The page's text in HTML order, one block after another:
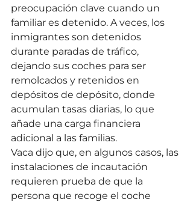
preocupación clave cuando un
familiar es detenido. A veces, los
inmigrantes son detenidos
durante paradas de tráfico,
dejando sus coches para ser
remolcados y retenidos en
depósitos de depósito, donde
acumulan tasas diarias, lo que
añade una carga financiera
adicional a las familias.
Vaca dijo que, en algunos casos, las
instalaciones de incautación
requieren prueba de que la
persona que recoge el coche